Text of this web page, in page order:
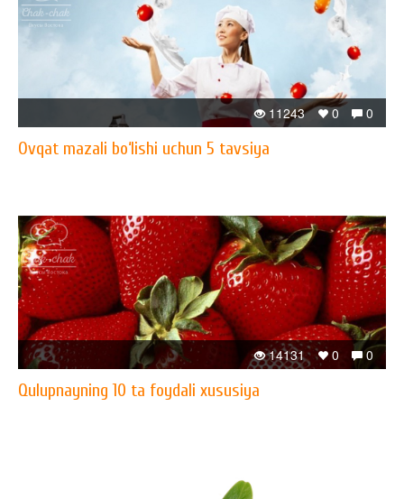
0
0
11243
Ovqat mazali bo‘lishi uchun 5 tavsiya
0
0
14131
Qulupnayning 10 ta foydali xususiya